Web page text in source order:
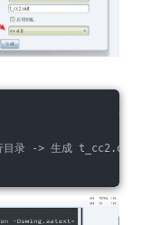
目录 -> 生成 t_cc2.out